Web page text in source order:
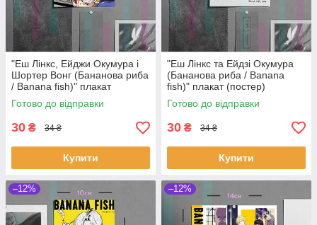
"Еш Лінкс, Ейджи Окумура і
Шортер Вонг (Бананова риба
/ Banana fish)" плакат
(постер) розміром А6
(10х14см)
Готово до відправки
30 ₴ 34 ₴
Купити
"Еш Лінкс та Ейдзі Окумура
(Бананова риба / Banana
fish)" плакат (постер)
розміром А6 (10х14см)
Готово до відправки
30 ₴ 34 ₴
Купити
–12% –12%